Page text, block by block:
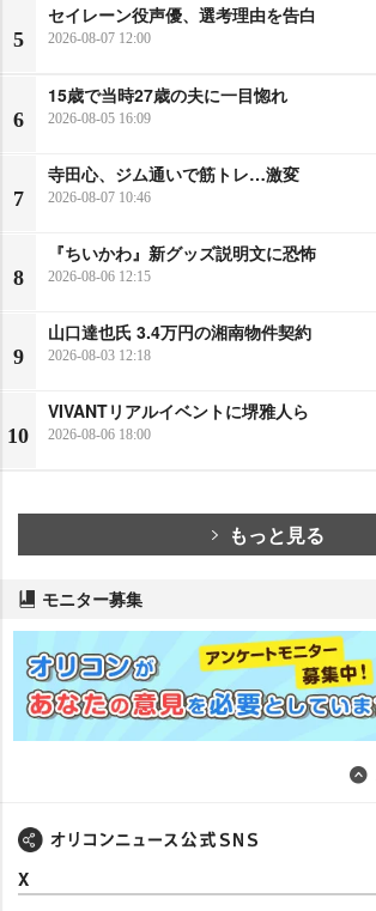
5
セイレーン役声優、選考理由を告白
2026-08-07 12:00
6
15歳で当時27歳の夫に一目惚れ
2026-08-05 16:09
7
寺田心、ジム通いで筋トレ…激変
2026-08-07 10:46
8
『ちいかわ』新グッズ説明文に恐怖
2026-08-06 12:15
9
山口達也氏 3.4万円の湘南物件契約
2026-08-03 12:18
10
VIVANTリアルイベントに堺雅人ら
2026-08-06 18:00
もっと見る
モニター募集
X